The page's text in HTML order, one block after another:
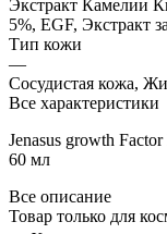
Экстракт Камелии
5%, EGF, Экстракт
Тип кожи
—
Сосудистая кожа,
Все характеристики
Jenasus growth
60 мл
Все описание
Товар только для